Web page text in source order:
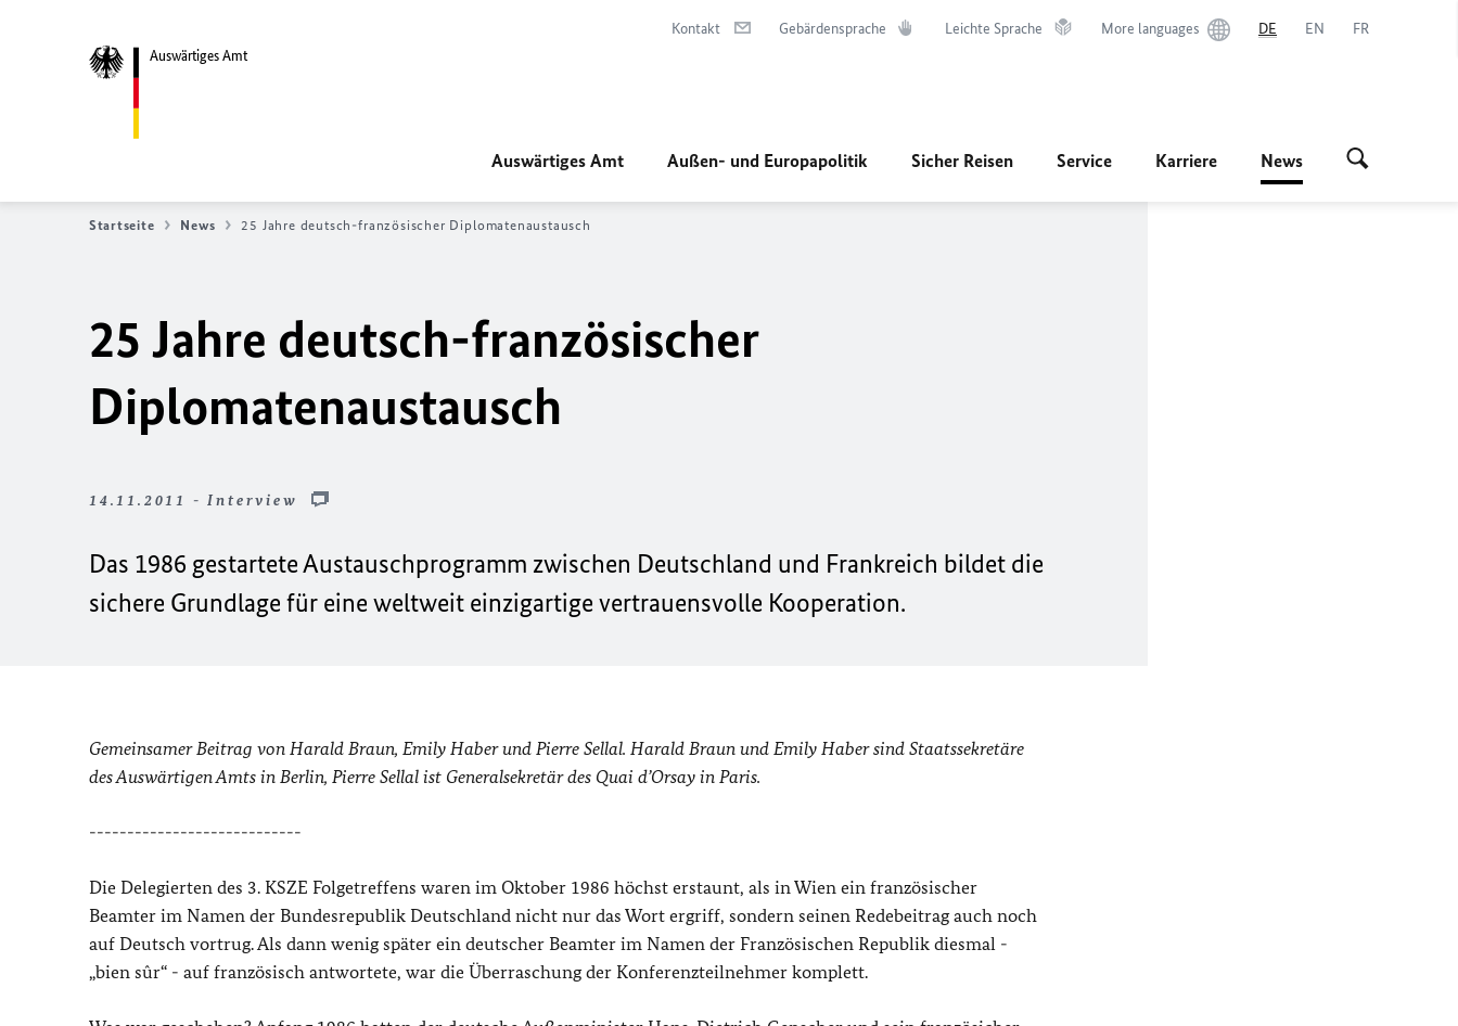
Auswärtiges Amt
Kontakt Gebärdensprache Leichte Sprache More languages DE EN FR
Auswärtiges Amt Außen- und Europapolitik Sicher Reisen Service Karriere News
Startseite News 25 Jahre deutsch-französischer Diplomatenaustausch
25 Jahre deutsch-französischer
Diplomatenaustausch
14.11.2011 - Interview
Das 1986 gestartete Austauschprogramm zwischen Deutschland und Frankreich bildet die
sichere Grundlage für eine weltweit einzigartige vertrauensvolle Kooperation.
Gemeinsamer Beitrag von Harald Braun, Emily Haber und Pierre Sellal. Harald Braun und Emily Haber sind Staatssekretäre
des Auswärtigen Amts in Berlin, Pierre Sellal ist Generalsekretär des Quai d’Orsay in Paris.
----------------------------
Die Delegierten des 3. KSZE Folgetreffens waren im Oktober 1986 höchst erstaunt, als in Wien ein französischer
Beamter im Namen der Bundesrepublik Deutschland nicht nur das Wort ergriff, sondern seinen Redebeitrag auch noch
auf Deutsch vortrug. Als dann wenig später ein deutscher Beamter im Namen der Französischen Republik diesmal -
„bien sûr“ - auf französisch antwortete, war die Überraschung der Konferenzteilnehmer komplett.